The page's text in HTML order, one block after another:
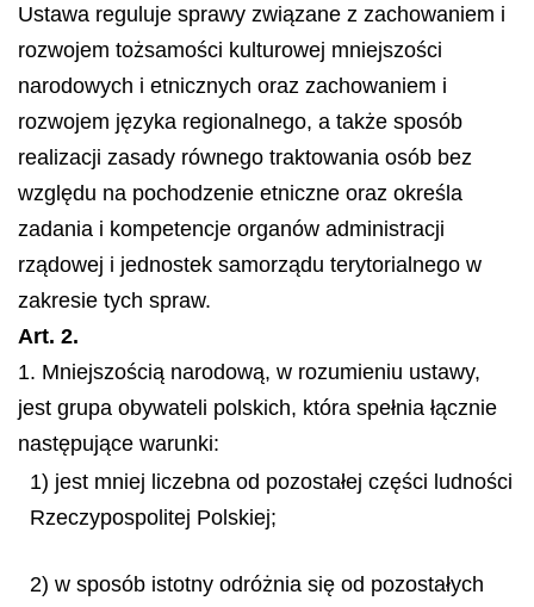
Ustawa reguluje sprawy związane z zachowaniem i
rozwojem tożsamości kulturowej mniejszości
narodowych i etnicznych oraz zachowaniem i
rozwojem języka regionalnego, a także sposób
realizacji zasady równego traktowania osób bez
względu na pochodzenie etniczne oraz określa
zadania i kompetencje organów administracji
rządowej i jednostek samorządu terytorialnego w
zakresie tych spraw.
Art. 2.
1. Mniejszością narodową, w rozumieniu ustawy,
jest grupa obywateli polskich, która spełnia łącznie
następujące warunki:
1) jest mniej liczebna od pozostałej części ludności
Rzeczypospolitej Polskiej;
2) w sposób istotny odróżnia się od pozostałych